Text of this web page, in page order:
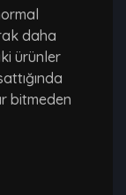
daha
ürünler
bitmeden